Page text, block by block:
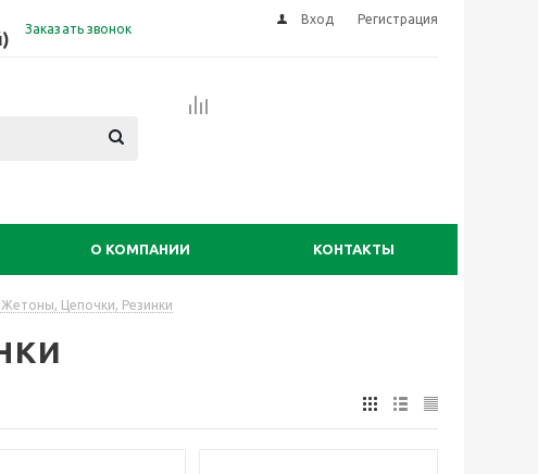
Заказать звонок
Вход Регистрация
О КОМПАНИИ КОНТАКТЫ
Жетоны, Цепочки, Резинки